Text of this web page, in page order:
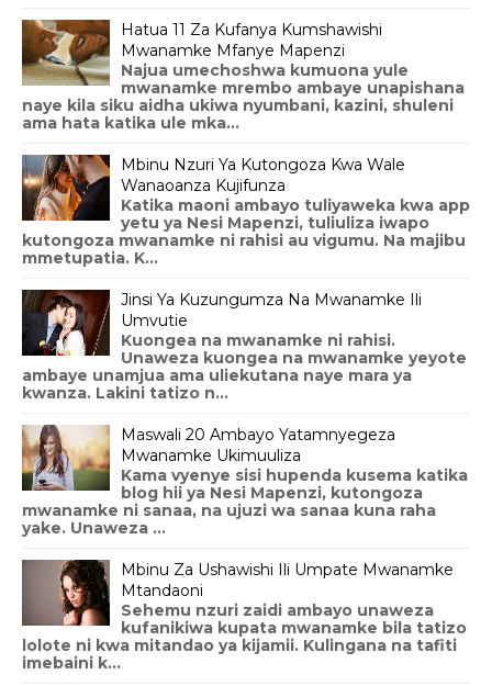
Hatua 11 Za Kufanya Kumshawishi
Mwanamke Mfanye Mapenzi
Najua umechoshwa kumuona yule
mwanamke mrembo ambaye unapishana
naye kila siku aidha ukiwa nyumbani, kazini, shuleni
ama hata katika ule mka...
Mbinu Nzuri Ya Kutongoza Kwa Wale
Wanaoanza Kujifunza
Katika maoni ambayo tuliyaweka kwa app
yetu ya Nesi Mapenzi, tuliuliza iwapo
kutongoza mwanamke ni rahisi au vigumu. Na majibu
mmetupatia. K...
Jinsi Ya Kuzungumza Na Mwanamke Ili
Umvutie
Kuongea na mwanamke ni rahisi.
Unaweza kuongea na mwanamke yeyote
ambaye unamjua ama uliekutana naye mara ya
kwanza. Lakini tatizo n...
Maswali 20 Ambayo Yatamnyegeza
Mwanamke Ukimuuliza
Kama vyenye sisi hupenda kusema katika
blog hii ya Nesi Mapenzi, kutongoza
mwanamke ni sanaa, na ujuzi wa sanaa kuna raha
yake. Unaweza ...
Mbinu Za Ushawishi Ili Umpate Mwanamke
Mtandaoni
Sehemu nzuri zaidi ambayo unaweza
kufanikiwa kupata mwanamke bila tatizo
lolote ni kwa mitandao ya kijamii. Kulingana na tafiti
imebaini k...